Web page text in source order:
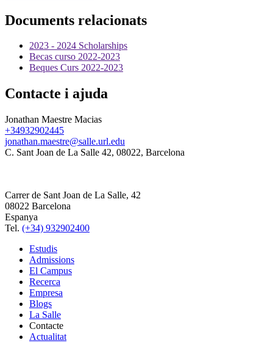
Documents relacionats
2023 - 2024 Scholarships
Becas curso 2022-2023
Beques Curs 2022-2023
Contacte i ajuda
Jonathan Maestre Macias
+34932902445
jonathan.maestre@salle.url.edu
C. Sant Joan de La Salle 42, 08022, Barcelona
Carrer de Sant Joan de La Salle, 42
08022 Barcelona
Espanya
Tel. (+34) 932902400
Estudis
Admissions
El Campus
Recerca
Empresa
Blogs
La Salle
Contacte
Actualitat